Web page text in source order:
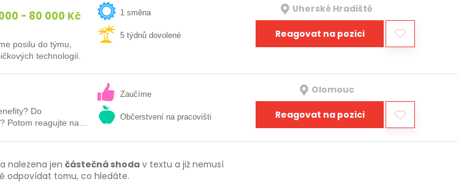
- 80 000 Kč
posilu do týmu,
technologií.
1 směna
5 týdnů dovolené
Uherské Hradiště
Reagovat na pozici
Do
Zaučíme
Občerstvení na pracovišti
Olomouc
Reagovat na pozici
nalezena jen částečná shodav textu a již nemusí
odpovídat tomu, co hledáte.